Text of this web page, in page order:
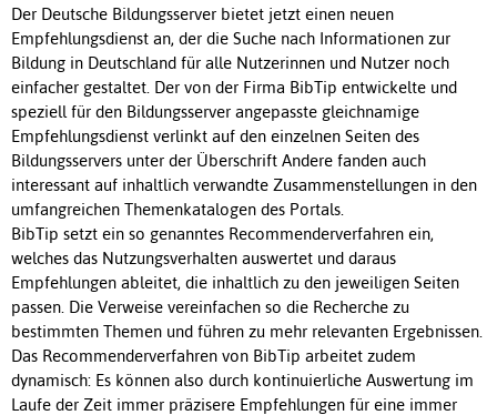
Der Deutsche Bildungsserver bietet jetzt einen neuen
Empfehlungsdienst an, der die Suche nach Informationen zur
Bildung in Deutschland für alle Nutzerinnen und Nutzer noch
einfacher gestaltet. Der von der Firma BibTip entwickelte und
speziell für den Bildungsserver angepasste gleichnamige
Empfehlungsdienst verlinkt auf den einzelnen Seiten des
Bildungsservers unter der Überschrift Andere fanden auch
interessant auf inhaltlich verwandte Zusammenstellungen in den
umfangreichen Themenkatalogen des Portals.
BibTip setzt ein so genanntes Recommenderverfahren ein,
welches das Nutzungsverhalten auswertet und daraus
Empfehlungen ableitet, die inhaltlich zu den jeweiligen Seiten
passen. Die Verweise vereinfachen so die Recherche zu
bestimmten Themen und führen zu mehr relevanten Ergebnissen.
Das Recommenderverfahren von BibTip arbeitet zudem
dynamisch: Es können also durch kontinuierliche Auswertung im
Laufe der Zeit immer präzisere Empfehlungen für eine immer